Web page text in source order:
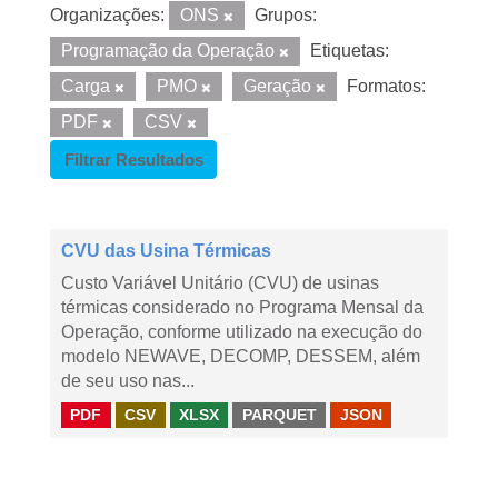
Organizações: ONS
Grupos:
Programação da Operação
Etiquetas:
Carga
PMO Geração
Formatos:
PDF
CSV
Filtrar Resultados
CVU das Usina Térmicas
Custo Variável Unitário (CVU) de usinas
térmicas considerado no Programa Mensal da
Operação, conforme utilizado na execução do
modelo NEWAVE, DECOMP, DESSEM, além
de seu uso nas...
PDF CSV XLSX PARQUET JSON